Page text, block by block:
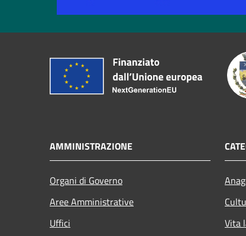
AMMINISTRAZIONE
Organi di Governo
Aree Amministrative
Uffici
Vita